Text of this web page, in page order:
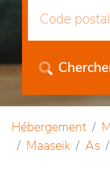
Hébergement
Maaseik
As